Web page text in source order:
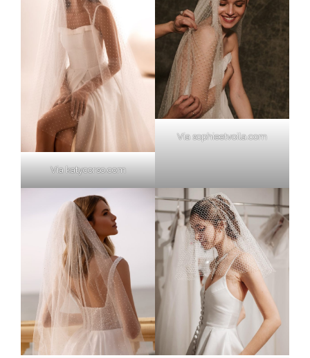
Via katycorso.com
Via sophieetvoila.com